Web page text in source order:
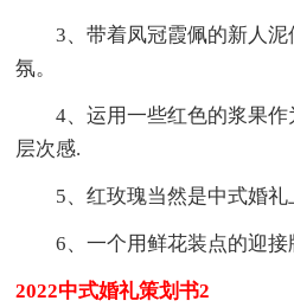
3、带着凤冠霞佩的新人泥
氛。
4、运用一些红色的浆果作
层次感.
5、红玫瑰当然是中式婚礼
6、一个用鲜花装点的迎接
2022中式婚礼策划书2